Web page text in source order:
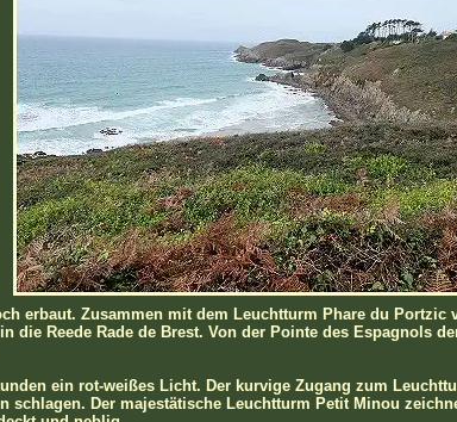
erbaut. Zusammen mit dem Leuchtturm Phare du Portzic
Reede Rade de Brest. Von der Pointe des Espagnols
ein rot-weißes Licht. Der kurvige Zugang zum
schlagen. Der majestätische Leuchtturm Petit Minou